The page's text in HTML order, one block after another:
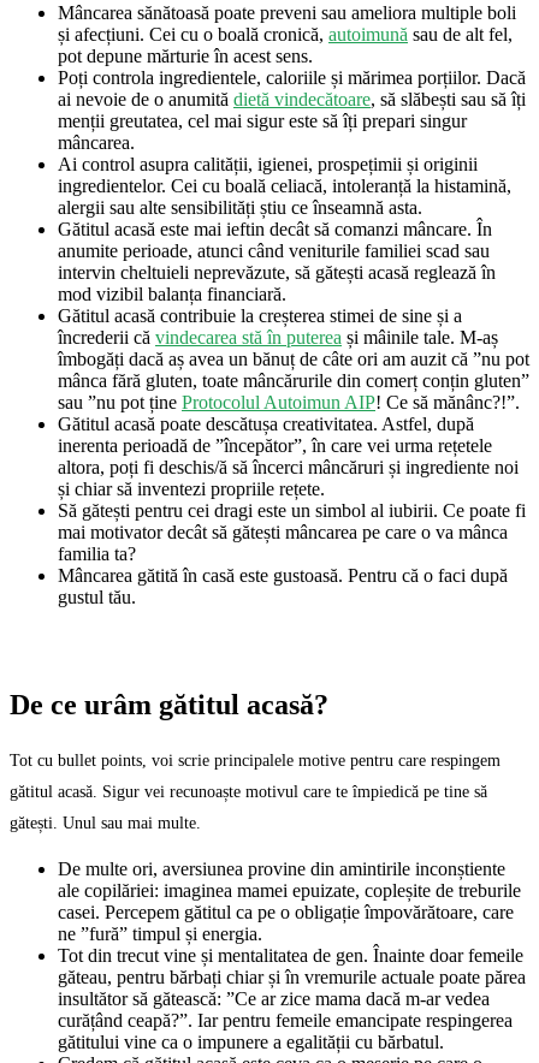
Mâncarea sănătoasă poate preveni sau ameliora multiple boli
și afecțiuni. Cei cu o boală cronică, autoimună sau de alt fel,
pot depune mărturie în acest sens.
Poți controla ingredientele, caloriile și mărimea porțiilor. Dacă
ai nevoie de o anumită dietă vindecătoare, să slăbești sau să îți
menții greutatea, cel mai sigur este să îți prepari singur
mâncarea.
Ai control asupra calității, igienei, prospețimii și originii
ingredientelor. Cei cu boală celiacă, intoleranță la histamină,
alergii sau alte sensibilități știu ce înseamnă asta.
Gătitul acasă este mai ieftin decât să comanzi mâncare. În
anumite perioade, atunci când veniturile familiei scad sau
intervin cheltuieli neprevăzute, să gătești acasă reglează în
mod vizibil balanța financiară.
Gătitul acasă contribuie la creșterea stimei de sine și a
încrederii că vindecarea stă în puterea și mâinile tale. M-aș
îmbogăți dacă aș avea un bănuț de câte ori am auzit că ”nu pot
mânca fără gluten, toate mâncărurile din comerț conțin gluten”
sau ”nu pot ține Protocolul Autoimun AIP! Ce să mănânc?!”.
Gătitul acasă poate descătușa creativitatea. Astfel, după
inerenta perioadă de ”începător”, în care vei urma rețetele
altora, poți fi deschis/ă să încerci mâncăruri și ingrediente noi
și chiar să inventezi propriile rețete.
Să gătești pentru cei dragi este un simbol al iubirii. Ce poate fi
mai motivator decât să gătești mâncarea pe care o va mânca
familia ta?
Mâncarea gătită în casă este gustoasă. Pentru că o faci după
gustul tău.
De ce urâm gătitul acasă?
Tot cu bullet points, voi scrie principalele motive pentru care respingem
gătitul acasă. Sigur vei recunoaște motivul care te împiedică pe tine să
gătești. Unul sau mai multe.
De multe ori, aversiunea provine din amintirile inconștiente
ale copilăriei: imaginea mamei epuizate, copleșite de treburile
casei. Percepem gătitul ca pe o obligație împovărătoare, care
ne ”fură” timpul și energia.
Tot din trecut vine și mentalitatea de gen. Înainte doar femeile
găteau, pentru bărbați chiar și în vremurile actuale poate părea
insultător să gătească: ”Ce ar zice mama dacă m-ar vedea
curățând ceapă?”. Iar pentru femeile emancipate respingerea
gătitului vine ca o impunere a egalității cu bărbatul.